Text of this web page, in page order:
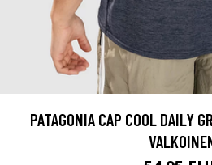
PATAGONIA CAP COOL DAILY